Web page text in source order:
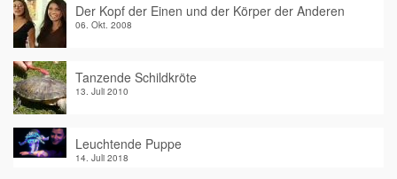
Der Kopf der Einen und der Körper der Anderen
06. Okt. 2008
Tanzende Schildkröte
13. Juli 2010
Leuchtende Puppe
14. Juli 2018